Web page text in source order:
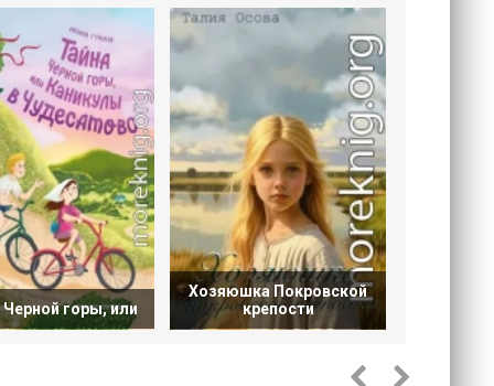
Черной горы, или
Хозяюшка Покровской
крепости